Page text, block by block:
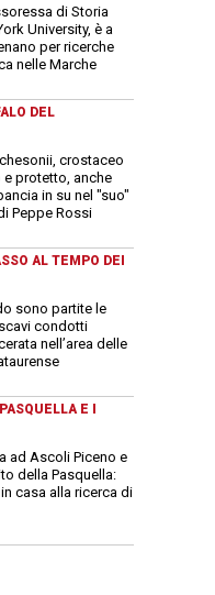
di Storia
University, è a
per ricerche
nelle Marche
DEL
crostaceo
protetto, anche
in su nel "suo"
Peppe Rossi
AL TEMPO DEI
sono partite le
condotti
nell’area delle
E I
ad Ascoli Piceno e
della Pasquella:
casa alla ricerca di